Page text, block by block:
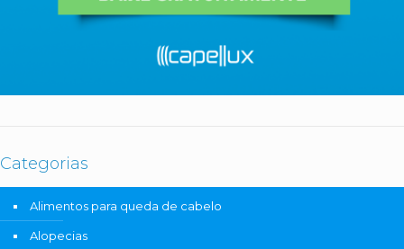
Categorias
Alimentos para queda de cabelo
Alopecias